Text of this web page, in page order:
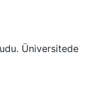
Üniversitede